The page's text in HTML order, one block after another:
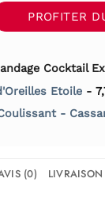
prix
PROFITER
Cocktail
Etoile -
-
(0) LIVRAISON